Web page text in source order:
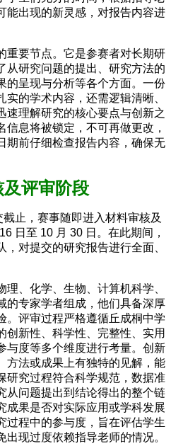
能出现的新灵感，对报告内容进
重要节点。它是参赛者对长期研
从研究问题的提出、研究方法的
的呈现与分析等各个方面。一份
的学术内容，还需逻辑清晰、
速理解研究的核心要点与创新之
息将被锁定，不可再做更改，
期前仔细检查报告内容，确保无
评审阶段
止，赛事随即进入材料审核及
日至 10 月 30 日。在此期间，
对提交的研究报告进行全面、
、化学、生物、计算机科学、
的专家学者组成，他们具备深厚
。评审过程严格遵循丘成桐中学
创新性、科学性、完整性、实用
与度等多个维度进行考量。创新
方法或成果上有独特的见解，能
研究过程符合科学规范，数据准
从问题提出到结论得出的整个链
成果是否对实际应用或学科发展
过程中的参与度，旨在评估学生
现过度依赖指导老师的情况。